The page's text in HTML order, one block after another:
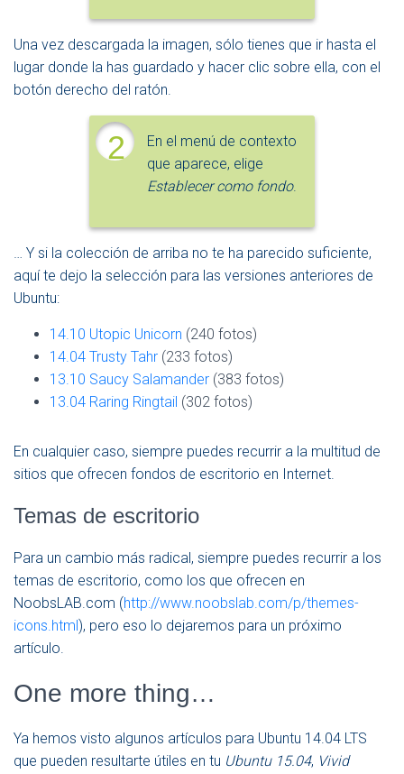
Una vez descargada la imagen, sólo tienes que ir hasta el
lugar donde la has guardado y hacer clic sobre ella, con el
botón derecho del ratón.
2
En el menú de contexto
que aparece, elige
Establecer como fondo.
… Y si la colección de arriba no te ha parecido suficiente,
aquí te dejo la selección para las versiones anteriores de
Ubuntu:
14.10 Utopic Unicorn (240 fotos)
14.04 Trusty Tahr (233 fotos)
13.10 Saucy Salamander (383 fotos)
13.04 Raring Ringtail (302 fotos)
En cualquier caso, siempre puedes recurrir a la multitud de
sitios que ofrecen fondos de escritorio en Internet.
Temas de escritorio
Para un cambio más radical, siempre puedes recurrir a los
temas de escritorio, como los que ofrecen en
NoobsLAB.com (http://www.noobslab.com/p/themes-
icons.html), pero eso lo dejaremos para un próximo
artículo.
One more thing…
Ya hemos visto algunos artículos para Ubuntu 14.04 LTS
que pueden resultarte útiles en tu Ubuntu 15.04, Vivid